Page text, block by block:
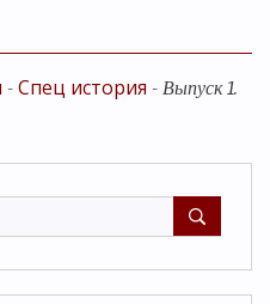
- Спец история - Выпуск 1.